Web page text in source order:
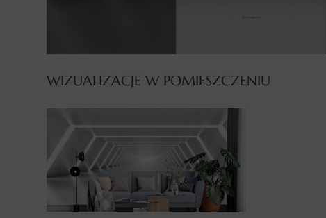
WIZUALIZACJE W POMIESZCZENIU